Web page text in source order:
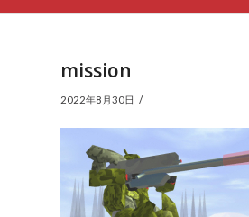
mission
2022年8月30日 /